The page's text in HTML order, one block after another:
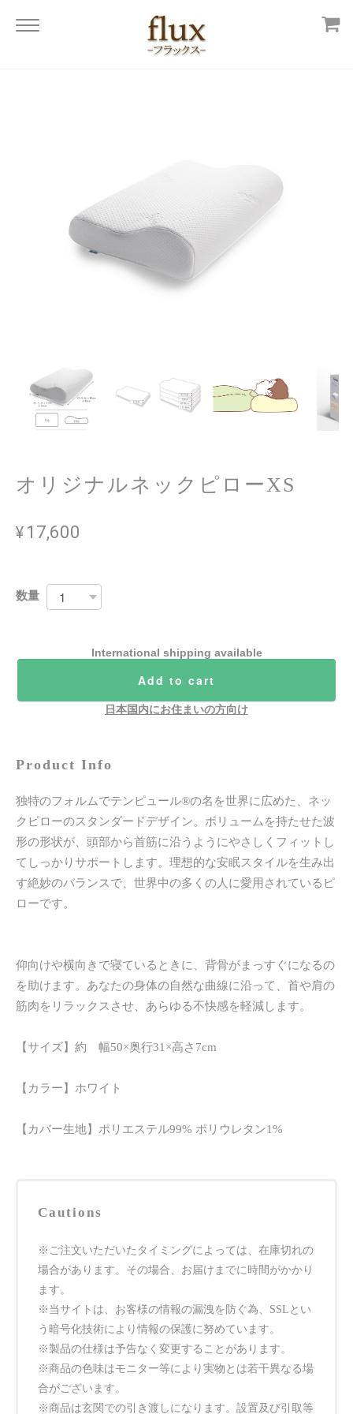
オリジナルネックピローXS
¥17,600
数量
International shipping available
Add to cart
日本国内にお住まいの方向け
Product Info
独特のフォルムでテンピュール®の名を世界に広めた、ネッ
クピローのスタンダードデザイン。ボリュームを持たせた波
形の形状が、頭部から首筋に沿うようにやさしくフィットし
てしっかりサポートします。理想的な安眠スタイルを生み出
す絶妙のバランスで、世界中の多くの人に愛用されているピ
ローです。
仰向けや横向きで寝ているときに、背骨がまっすぐになるの
を助けます。あなたの身体の自然な曲線に沿って、首や肩の
筋肉をリラックスさせ、あらゆる不快感を軽減します。
【サイズ】約 幅50×奥行31×高さ7cm
【カラー】ホワイト
【カバー生地】ポリエステル99% ポリウレタン1%
Cautions
※ご注文いただいたタイミングによっては、在庫切れの
場合があります。その場合、お届けまでに時間がかかり
ます。
※当サイトは、お客様の情報の漏洩を防ぐ為、SSLとい
う暗号化技術により情報の保護に努めています。
※製品の仕様は予告なく変更することがあります。
※商品の色味はモニター等により実物とは若干異なる場
合がございます。
※商品は玄関での引き渡しになります。設置及び引取等